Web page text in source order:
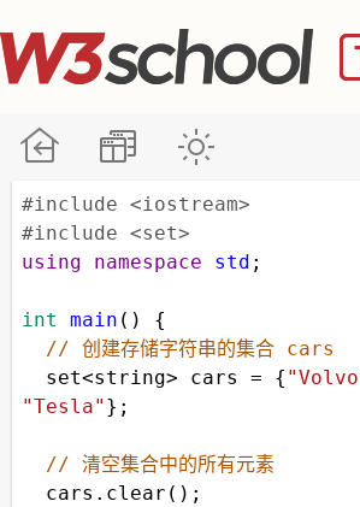
#include <iostream>
#include <set>
using
namespace std ;
int main () {
set<string> cars = {
"Tesla" };
cars . clear ();